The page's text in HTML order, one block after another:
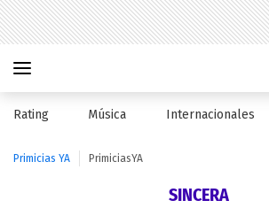
Rating Música Internacionales
Primicias YA PrimiciasYA
SINCERA